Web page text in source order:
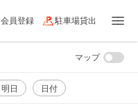
会員登録 駐車場貸出
明日 日付
マップ